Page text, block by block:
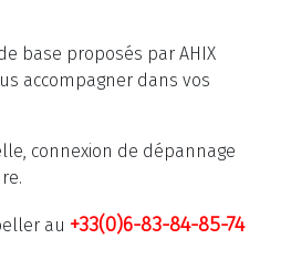
base proposés par AHIX
accompagner dans vos
connexion de dépannage
au +33(0)6-83-84-85-74